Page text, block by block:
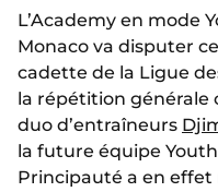
L’Academy en mode
Monaco va disputer
cadette de la Ligue
la répétition générale
duo d’entraîneurs
la future équipe
Principauté a en effet